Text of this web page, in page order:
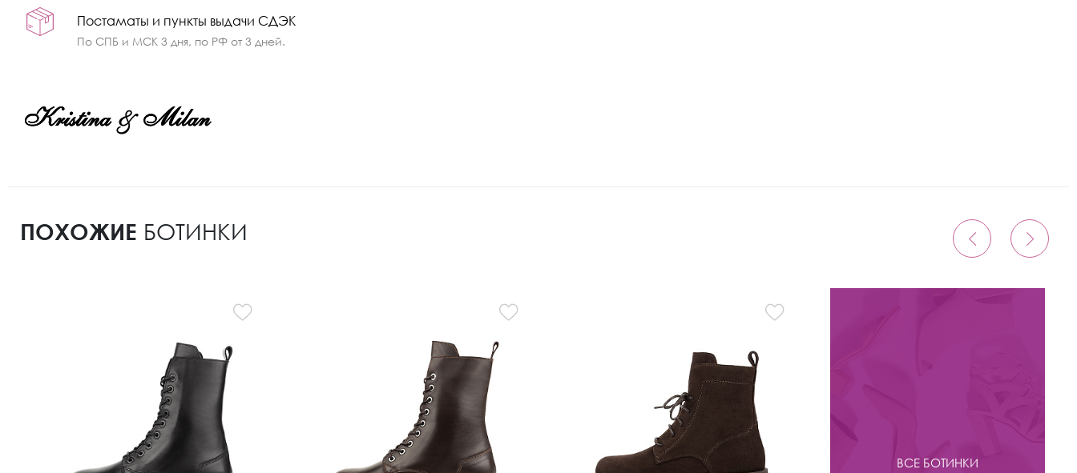
Постаматы и пункты выдачи СДЭК
По СПБ и МСК 3 дня, по РФ от 3 дней.
ПОХОЖИЕ БОТИНКИ
ВСЕ БОТИНКИ